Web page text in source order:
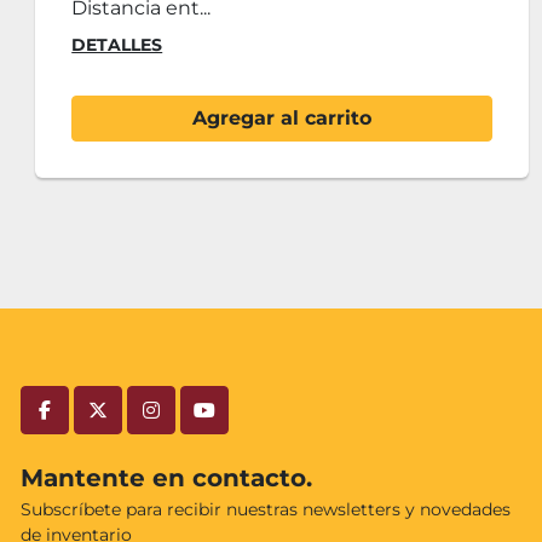
usada Estanterías des...
DETALLES
Contáctenos
facebooktwitterinstagramyoutube
Mantente en contacto.
Subscríbete para recibir nuestras newsletters y novedades
de inventario